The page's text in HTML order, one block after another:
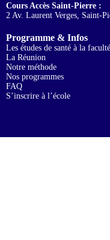
Cours Accès Saint-Pierre :
2 Av. Laurent Verges, Saint-
Programme & Infos
Les études de santé à la
La Réunion
Notre méthode
Nos programmes
FAQ
S’inscrire à l’école